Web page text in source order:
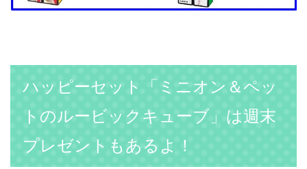
ハッピーセット「ミニオン＆ペッ
トのルービックキューブ」は週末
プレゼントもあるよ！